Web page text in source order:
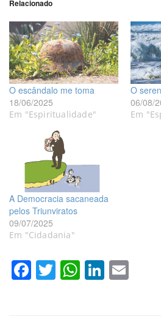
Relacionado
O escândalo me toma
18/06/2025
Em "Espiritualidade"
O
06/08/
Em
A Democracia sacaneada
pelos Triunviratos
09/07/2025
Em "Cidadania"
Facebook
Twitter
WhatsApp